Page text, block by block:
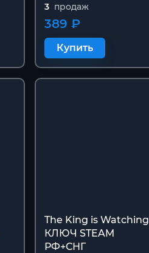
3 продаж
389 ₽
Купить
The King is Watching
КЛЮЧ STEAM
РФ+СНГ